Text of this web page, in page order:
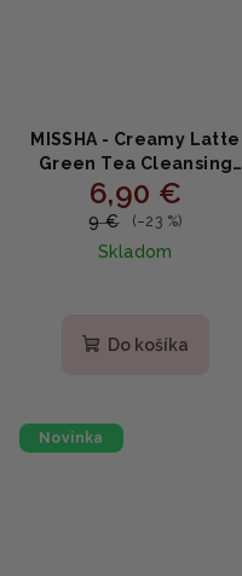
MISSHA - Creamy Latte
Green Tea Cleansing
Foam - Čistiaca pena so
zeleným čajom a
mliečnymi proteínmi
172ml
6,90 €
9 € (–23 %)
Skladom
Do košíka
Novinka